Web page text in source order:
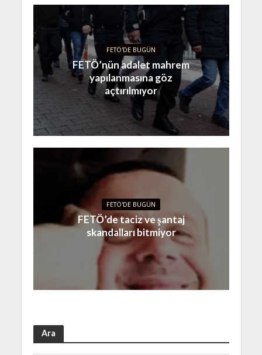
FETÖ'DE BUGÜN
FETÖ’nün adalet mahrem
yapılanmasına göz
açtırılmıyor
FETÖ'DE BUGÜN
FETÖ’de taciz ve şantaj
skandalları bitmiyor
Ara